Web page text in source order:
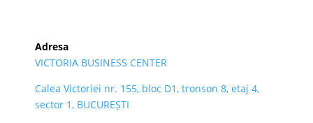
Adresa
VICTORIA BUSINESS CENTER
Calea Victoriei nr. 155, bloc D1, tronson 8, etaj 4,
sector 1, BUCUREȘTI